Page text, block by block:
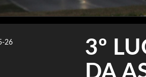
26
3º
DA